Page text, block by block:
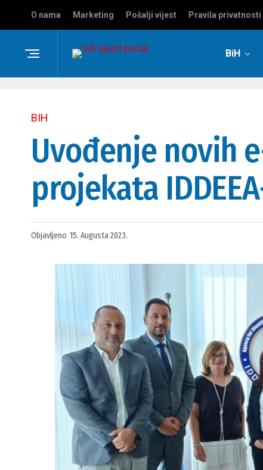
O nama Marketing Pošalji vijest Pravila privatnosti
BiH
BIH
Uvođenje novih
projekata
Objavljeno 15. Augusta 2023.